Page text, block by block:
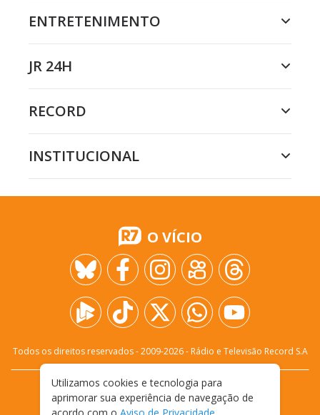
ENTRETENIMENTO
JR 24H
RECORD
INSTITUCIONAL
O VÍCIO
Todos os direitos reservados - 2009-2026- Rádio e Televisão Record S.A
FALE CONOSCO
PRIVACIDADE
TERMOS E CONDIÇÕES DE USO
Utilizamos cookies e tecnologia para
aprimorar sua experiência de navegação de